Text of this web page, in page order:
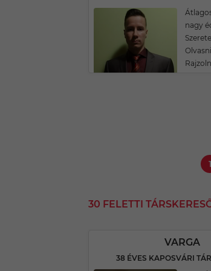
nagy
1
30 FELETTI
VARGA
38 ÉVES KAPOSVÁRI